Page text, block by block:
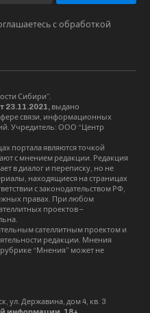
для пищевой
4 000
Востока.
программы
форум «Дни
формат встречи
экспертов и
и российских
и региональных
профессиональных